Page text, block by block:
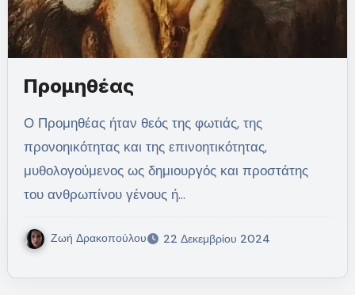
Προμηθέας
Ο Προμηθέας ήταν θεός της φωτιάς, της
προνοηικότητας και της επινοητικότητας,
μυθολογούμενος ως δημιουργός και προστάτης
του ανθρωπίνου γένους ή…
Ζωή Δρακοπούλου 22 Δεκεμβρίου 2024